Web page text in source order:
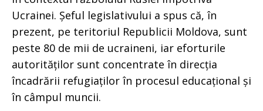
Ucrainei. Șeful legislativului a spus că, în
prezent, pe teritoriul Republicii Moldova, sunt
peste 80 de mii de ucraineni, iar eforturile
autorităților sunt concentrate în direcția
încadrării refugiaților în procesul educațional și
în câmpul muncii.